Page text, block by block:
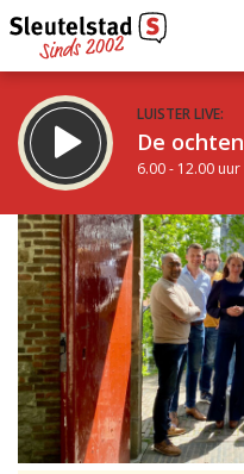
LUISTER LIVE:
De
6.00 - 12.00 uur
STRAKS:
De middag van
12.00 - 18.00 uur
Vorig uur
Inklappen